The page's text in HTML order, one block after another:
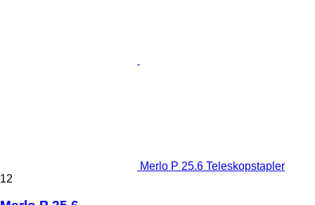
Merlo P 25.6 Teleskopstapler
12